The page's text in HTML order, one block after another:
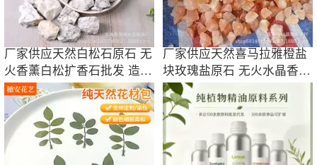
厂家供应天然白松石原石 无
火香薰白松扩香石批发 造景
DIY天然石
厂家供应天然喜马拉雅橙盐
块玫瑰盐原石 无火水晶香薰
DIY摆件装饰